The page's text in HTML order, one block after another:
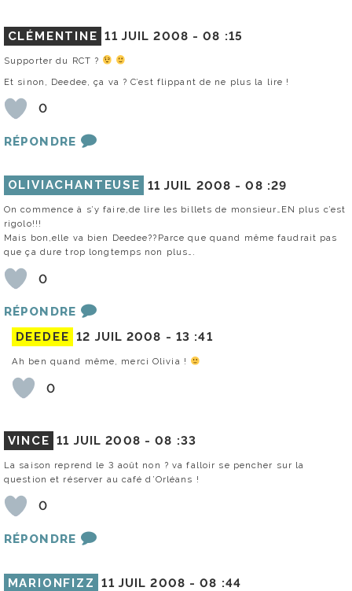
CLÉMENTINE 11 JUIL 2008 -08 :15
Supporter du RCT ?
Et sinon, Deedee, ça va ? C’est flippant de ne plus la lire !
0
RÉPONDRE
OLIVIACHANTEUSE 11 JUIL 2008 -08 :29
On commence à s’y faire,de lire les billets de monsieur…EN plus c’est
rigolo!!!
Mais bon,elle va bien Deedee??Parce que quand même faudrait pas
que ça dure trop longtemps non plus….
0
RÉPONDRE
DEEDEE 12 JUIL 2008 - 13 :41
Ah ben quand même, merci Olivia !
0
VINCE 11 JUIL 2008 -08 :33
La saison reprend le 3 août non ? va falloir se pencher sur la
question et réserver au café d’Orléans !
0
RÉPONDRE
MARIONFIZZ 11 JUIL 2008 -08 :44